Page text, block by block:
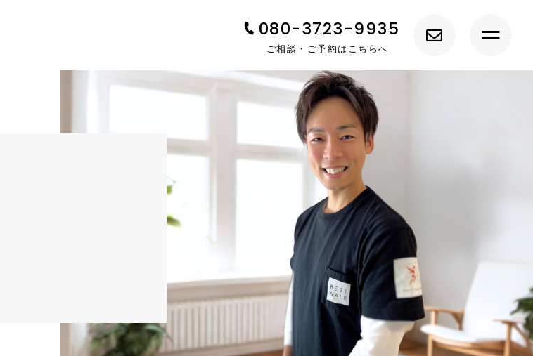
080-3723-9935
ご相談・ご予約はこちらへ
トップ
BEST WALK について
サービス紹介
トレーナー紹介
料金システム
お客様の声